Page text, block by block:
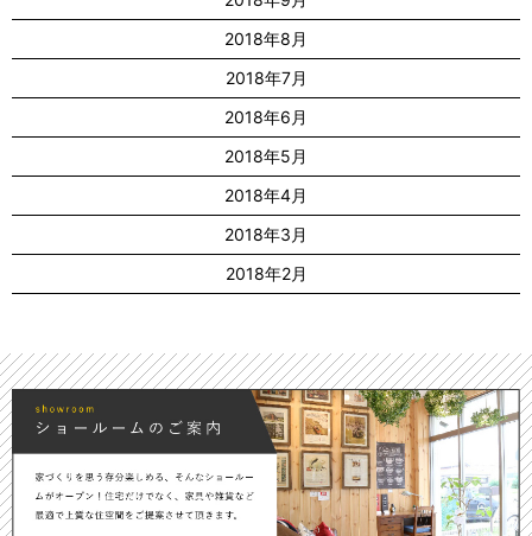
2018年8月
2018年7月
2018年6月
2018年5月
2018年4月
2018年3月
2018年2月